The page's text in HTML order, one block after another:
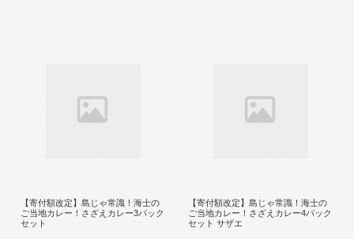
【寄付額改定】島じゃ常識！海士の
ご当地カレー！さざえカレー3パック
セット
【寄付額改定】島じゃ常識！海士の
ご当地カレー！さざえカレー4パック
セット サザエ